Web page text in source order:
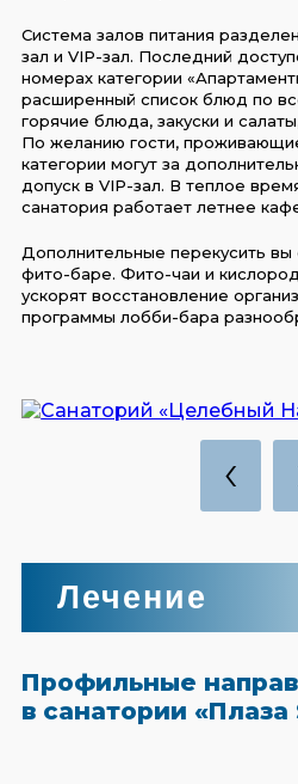
Система залов питания
зал и VIP-зал. Последний
номерах категории
расширенный список блюд по
горячие блюда, закуски и
По желанию гости,
категории могут за
допуск в VIP-зал. В теплое
санатория работает летнее
Дополнительные перекусить
фито-баре. Фито-чаи и
ускорят восстановление
программы лобби-бара
‹
Лечение
Профильные
в санатории «Плаза